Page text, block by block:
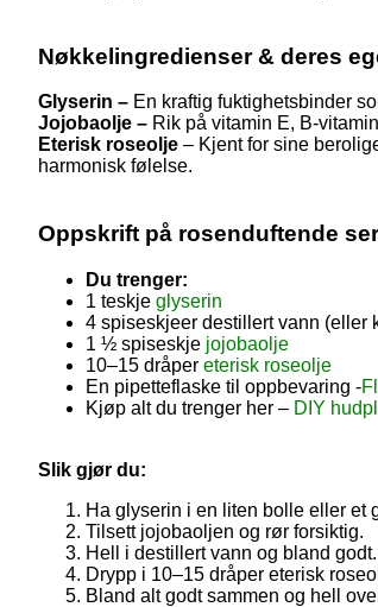
Nøkkelingredienser & deres
Glyserin – En kraftig fuktighetsbinder
Jojobaolje – Rik på vitamin E, B-
Eterisk roseolje – Kjent for sine
harmonisk følelse.
Oppskrift på rosenduftende
Du trenger:
1 teskje glyserin
4 spiseskjeer destillert vann (eller
1 ½ spiseskje jojobaolje
10–15 dråper eterisk roseolje
En pipetteflaske til oppbevaring -
Kjøp alt du trenger her – DIY
Slik gjør du:
Ha glyserin i en liten bolle eller et
Tilsett jojobaoljen og rør forsiktig.
Hell i destillert vann og bland godt.
Drypp i 10–15 dråper eterisk
Bland alt godt sammen og hell